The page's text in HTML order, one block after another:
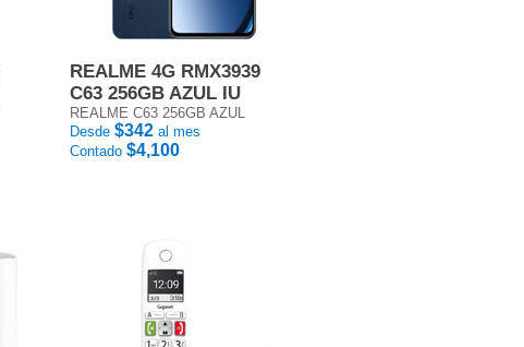
REALME 4G RMX3939
C63 256GB AZUL IU
REALME C63 256GB AZUL
Desde $342 al mes
Contado $4,100